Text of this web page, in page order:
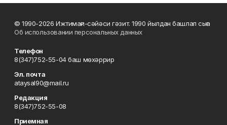
© 1990-2026 Ижтимағи-сәйәси гәзит. 1990 йылдан башлап сыға
Об использовании персональных данных
Телефон
8(347)752-55-04 баш мөхәррир
Эл. почта
ataysal90@mail.ru
Редакция
8(347)752-55-08
Приемная